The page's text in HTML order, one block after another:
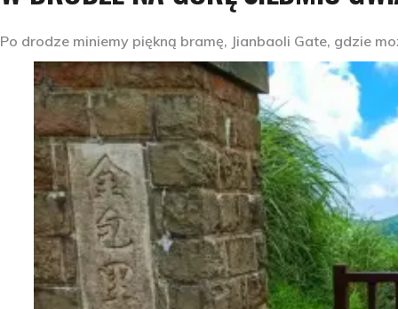
Po drodze miniemy piękną bramę, Jianbaoli Gate, gdzie